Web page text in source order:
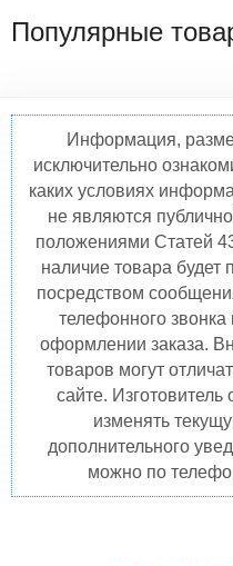
Популярные
Информация,
исключительно
каких условиях
не являются
положениями Статей
наличие товара
посредством
телефонного
оформлении заказа.
товаров могут
сайте. Изготовитель
изменять
дополнительного
можно по